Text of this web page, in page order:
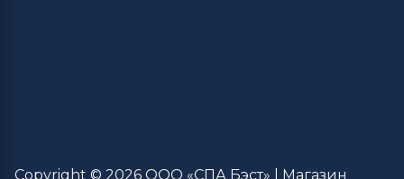
Copyright © 2026 ООО «СПА Бэст» | Магазин